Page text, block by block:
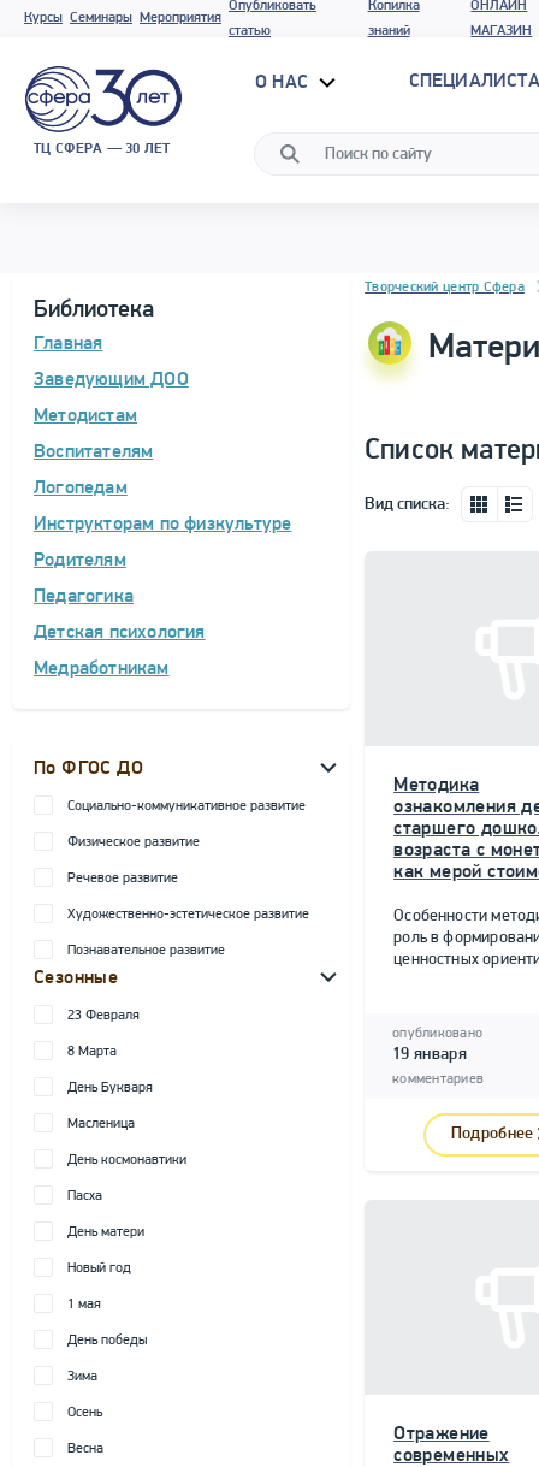
Курсы Семинары Мероприятия
Опубликовать
статью
Копилка
знаний
ОНЛАЙН
МАГАЗИН
ТЦ СФЕРА — 30 ЛЕТ
О НАС
Библиотека
Главная
Заведующим ДОО
Методистам
Воспитателям
Логопедам
Инструкторам по физкультуре
Родителям
Педагогика
Детская психология
Медработникам
По ФГОС ДО
Социально-коммуникативное развитие
Физическое развитие
Речевое развитие
Художественно-эстетическое развитие
Познавательное развитие
Сезонные
23 Февраля
8 Марта
День Букваря
Масленица
День космонавтики
Пасха
День матери
Новый год
1 мая
День победы
Зима
Осень
Весна
Блок новостей
Творческий центр Сфера
Список
Вид списка:
Методика
ознакомления
старшего
возраста с
как мерой
Особенности
роль в
ценностных
опубликовано
19 января
комментариев
Подробнее
Отражение
современных